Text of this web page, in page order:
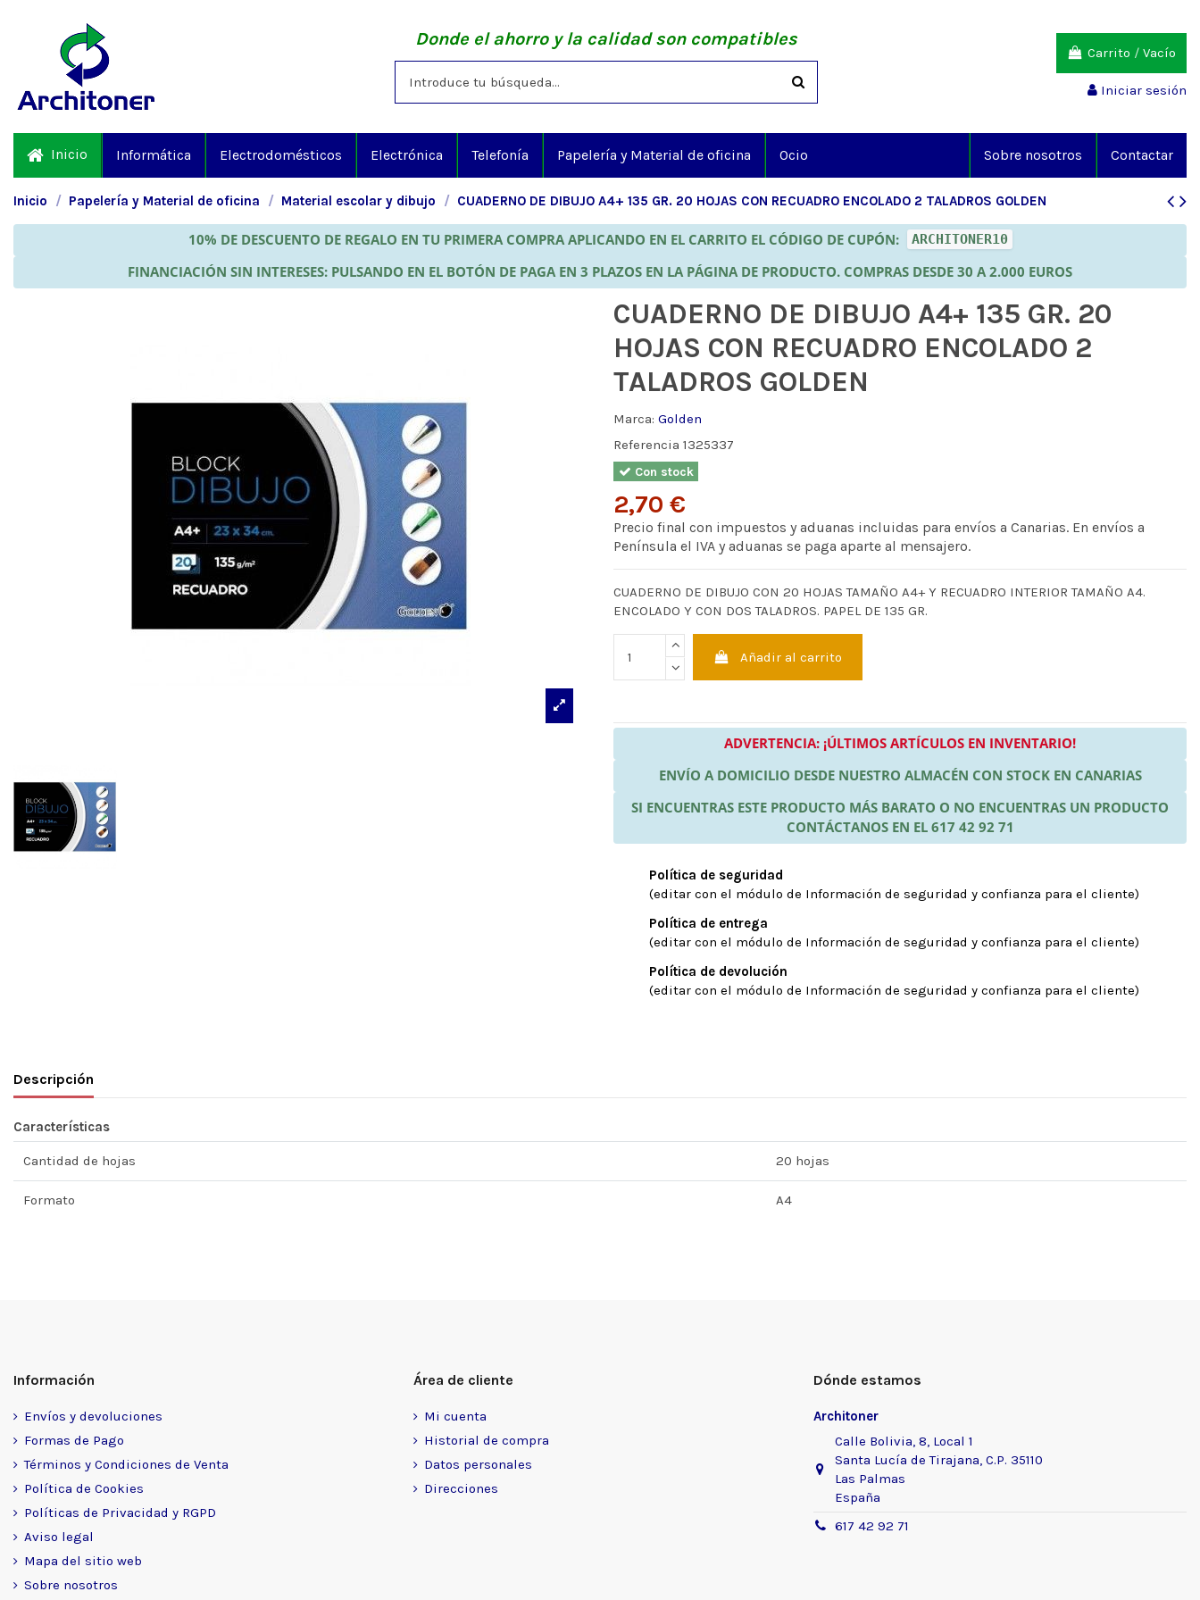
Donde el ahorro y la calidad son compatibles
Carrito / Vacío
Iniciar sesión
Inicio Informática Electrodomésticos Electrónica Telefonía Papelería y Material de oficina Ocio Contactar
Sobre nosotros
Inicio Papelería y Material de oficina Material escolar y dibujo CUADERNO DE DIBUJO A4+ 135 GR. 20 HOJAS CON RECUADRO ENCOLADO 2 TALADROS GOLDEN
10% DE DESCUENTO DE REGALO EN TU PRIMERA COMPRA APLICANDO EN EL CARRITO EL CÓDIGO DE CUPÓN: ARCHITONER10
FINANCIACIÓN SIN INTERESES: PULSANDO EN EL BOTÓN DE PAGA EN 3 PLAZOS EN LA PÁGINA DE PRODUCTO. COMPRAS DESDE 30 A 2.000 EUROS
CUADERNO DE DIBUJO A4+ 135 GR. 20
HOJAS CON RECUADRO ENCOLADO 2
TALADROS GOLDEN
Marca: Golden
Referencia 1325337
Con stock
2,70 €
Precio final con impuestos y aduanas incluidas para envíos a Canarias. En envíos a
Península el IVA y aduanas se paga aparte al mensajero.
CUADERNO DE DIBUJO CON 20 HOJAS TAMAÑO A4+ Y RECUADRO INTERIOR TAMAÑO A4.
ENCOLADO Y CON DOS TALADROS. PAPEL DE 135 GR.
Añadir al carrito
ADVERTENCIA: ¡ÚLTIMOS ARTÍCULOS EN INVENTARIO!
ENVÍO A DOMICILIO DESDE NUESTRO ALMACÉN CON STOCK EN CANARIAS
SI ENCUENTRAS ESTE PRODUCTO MÁS BARATO O NO ENCUENTRAS UN PRODUCTO
CONTÁCTANOS EN EL 617 42 92 71
Política de seguridad
(editar con el módulo de Información de seguridad y confianza para el cliente)
Política de entrega
(editar con el módulo de Información de seguridad y confianza para el cliente)
Política de devolución
(editar con el módulo de Información de seguridad y confianza para el cliente)
Descripción
Características
Cantidad de hojas 20 hojas
Formato A4
Información
Envíos y devoluciones
Formas de Pago
Términos y Condiciones de Venta
Política de Cookies
Políticas de Privacidad y RGPD
Aviso legal
Mapa del sitio web
Sobre nosotros
Área de cliente
Mi cuenta
Historial de compra
Datos personales
Direcciones
Dónde estamos
Architoner
Calle Bolivia, 8, Local 1
Santa Lucía de Tirajana, C.P. 35110
Las Palmas
España
617 42 92 71